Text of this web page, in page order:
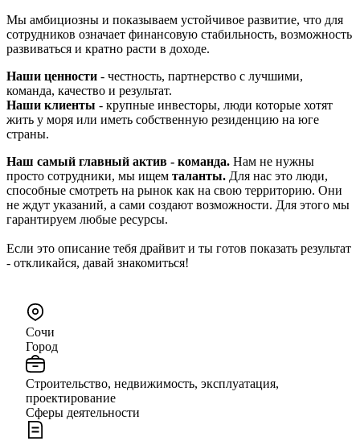
Мы амбициозны и показываем устойчивое развитие, что для
сотрудников означает финансовую стабильность, возможность
развиваться и кратно расти в доходе.
Наши ценности - честность, партнерство с лучшими,
команда, качество и результат.
Наши клиенты - крупные инвесторы, люди которые хотят
жить у моря или иметь собственную резиденцию на юге
страны.
Наш самый главный актив - команда. Нам не нужны
просто сотрудники, мы ищем таланты. Для нас это люди,
способные смотреть на рынок как на свою территорию. Они
не ждут указаний, а сами создают возможности. Для этого мы
гарантируем любые ресурсы.
Если это описание тебя драйвит и ты готов показать результат
- откликайся, давай знакомиться!
Сочи
Город
Строительство, недвижимость, эксплуатация,
проектирование
Сферы деятельности